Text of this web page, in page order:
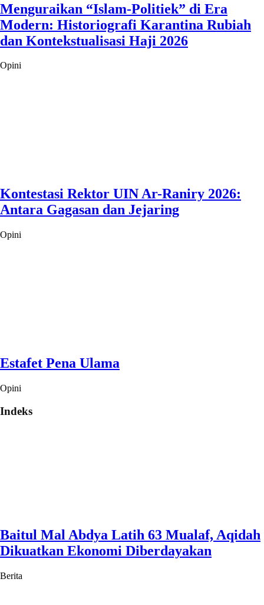
Menguraikan “Islam-Politiek” di Era
Modern: Historiografi Karantina Rubiah
dan Kontekstualisasi Haji 2026
Opini
Kontestasi Rektor UIN Ar-Raniry 2026:
Antara Gagasan dan Jejaring
Opini
Estafet Pena Ulama
Opini
Indeks
Baitul Mal Abdya Latih 63 Mualaf, Aqidah
Dikuatkan Ekonomi Diberdayakan
Berita